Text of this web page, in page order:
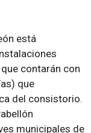
está
contarán con
que
del consistorio.
municipales de